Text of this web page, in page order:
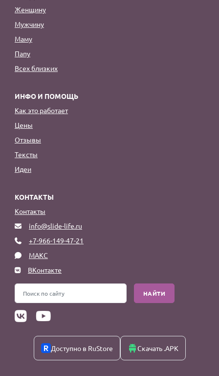
Женщину
Мужчину
Маму
Папу
Всех близких
ИНФО И ПОМОЩЬ
Как это работает
Цены
Отзывы
Тексты
Идеи
КОНТАКТЫ
Контакты
info@slide-life.ru
+7-966-149-47-21
МАКС
ВКонтакте
НАЙТИ
Доступно в RuStore Скачать .APK